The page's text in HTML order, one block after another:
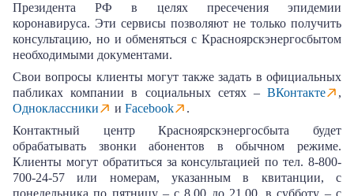
Президента РФ в целях пресечения эпидемии
коронавируса. Эти сервисы позволяют не только получить
консультацию, но и обменяться с Красноярскэнергосбытом
необходимыми документами.
Свои вопросы клиенты могут также задать в официальных
пабликах компании в социальных сетях – ВКонтакте
,
Одноклассники
и Facebook
.
Контактный центр Красноярскэнергосбыта будет
обрабатывать звонки абонентов в обычном режиме.
Клиенты могут обратиться за консультацией по тел. 8-800-
700-24-57 или номерам, указанным в квитанции, с
понедельника по пятницу – с 8.00 до 21.00, в субботу – с